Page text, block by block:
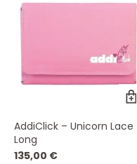
AddiClick – Unicorn Lace
Long
135,00 €